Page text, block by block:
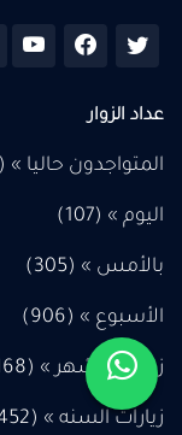
عداد الزوار
المتواجدون حاليا » (2)
اليوم » (107
)
بالأمس » (305
)
الأسبوع » (906
)
زيارات الشهر » (
زيارات السنه » (